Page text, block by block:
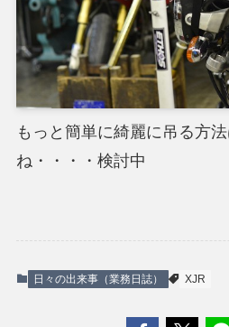
もっと簡単に綺麗に吊る方
ね・・・・検討中
日々の出来事（業務日誌） XJR